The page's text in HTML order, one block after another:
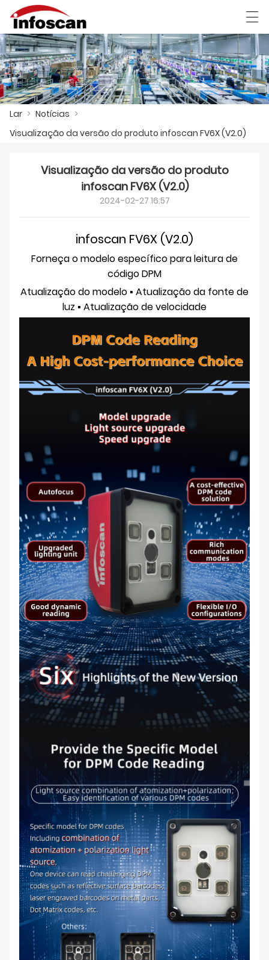
LAR
PRODUTOS
NOTÍCIAS
MOSTRA DE FÁBRICA
العربية 中文 Deutsch Ελληνική γλώσσα
Lar > Notícias >
Visualização da versão do produto infoscan FV6X (V2.0)
Visualização da versão do produto
infoscan FV6X (V2.0)
2024-02-27 16:57
infoscan FV6X (V2.0)
Forneça o modelo específico para leitura de
código DPM
Atualização do modelo ▪ Atualização da fonte de
luz ▪ Atualização de velocidade